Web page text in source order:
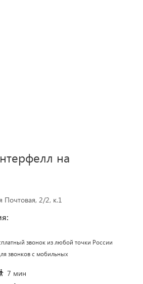
на
Почтовая, 2/2, к.1
звонок из любой точки России
звонков с мобильных
7 мин